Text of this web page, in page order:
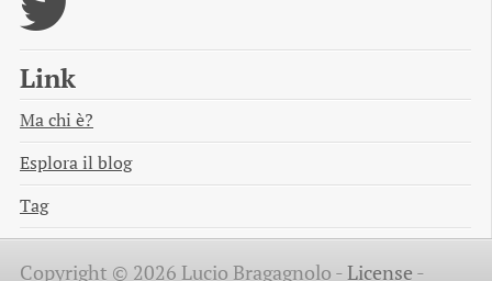
Link
Ma chi è?
Esplora il blog
Tag
Copyright © 2026 Lucio Bragagnolo -License -